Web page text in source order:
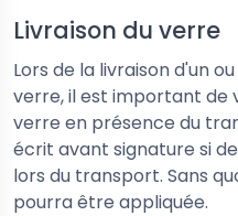
Livraison du verre
Lors de la livraison d'un
verre, il est important de
verre en présence du
écrit avant signature si
lors du transport. Sans
pourra être appliquée.